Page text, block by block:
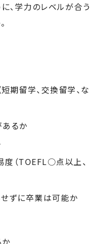
、学力のレベルが合う
期留学、交換留学、な
るか
（TOEFL○点以上、
ずに卒業は可能か